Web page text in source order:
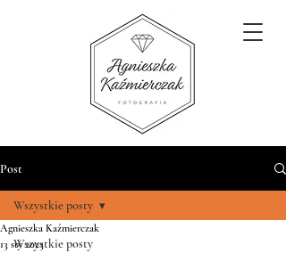
Post
Wszystkie posty
Wszystkie posty
Agnieszka Kaźmierczak
13 sty 2023